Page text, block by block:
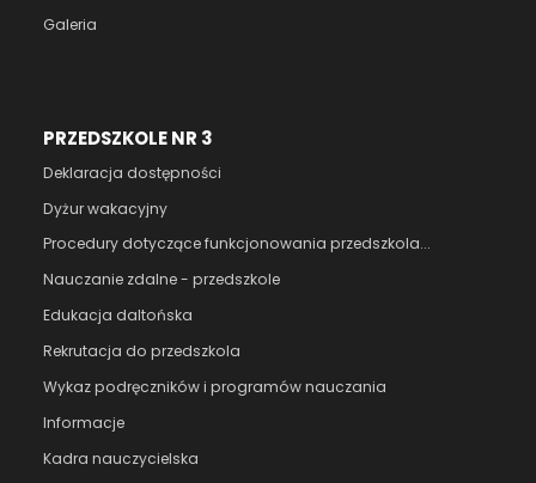
Galeria
PRZEDSZKOLE NR 3
Deklaracja dostępności
Dyżur wakacyjny
Procedury dotyczące funkcjonowania przedszkola...
Nauczanie zdalne - przedszkole
Edukacja daltońska
Rekrutacja do przedszkola
Wykaz podręczników i programów nauczania
Informacje
Kadra nauczycielska